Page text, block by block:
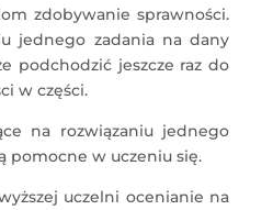
zdobywanie sprawności.
jednego zadania na dany
podchodzić jeszcze raz do
w części.
na rozwiązaniu jednego
pomocne w uczeniu się.
uczelni ocenianie na